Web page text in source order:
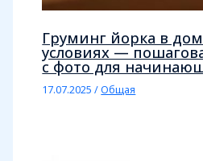
Груминг йорка в
условиях —
с фото для
17.07.2025/Общая